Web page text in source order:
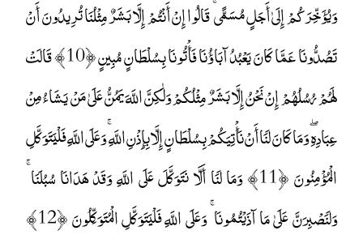
وَيُؤَخِّرَكُمْ إِلَىٰ أَجَلٍ مُسَمًّى ۚ قَالُوا إِنْ أَنْتُمْ إِلَّا بَشَرٌ مِثْلُنَا تُرِيدُونَ أَنْ
تَصُدُّونَا عَمَّا كَانَ يَعْبُدُ آبَاؤُنَا فَأْتُونَا بِسُلْطَانٍ مُبِينٍ ﴿10﴾ قَالَتْ
لَهُمْ رُسُلُهُمْ إِنْ نَحْنُ إِلَّا بَشَرٌ مِثْلُكُمْ وَلَٰكِنَّ اللَّهَ يَمُنُّ عَلَىٰ مَنْ يَشَاءُ مِنْ
عِبَادِهِ ۖ وَمَا كَانَ لَنَا أَنْ نَأْتِيَكُمْ بِسُلْطَانٍ إِلَّا بِإِذْنِ اللَّهِ ۚ وَعَلَى اللَّهِ فَلْيَتَوَكَّلِ
الْمُؤْمِنُونَ ﴿11﴾ وَمَا لَنَا أَلَّا نَتَوَكَّلَ عَلَى اللَّهِ وَقَدْ هَدَانَا سُبُلَنَا ۚ
وَلَنَصْبِرَنَّ عَلَىٰ مَا آذَيْتُمُونَا ۚ وَعَلَى اللَّهِ فَلْيَتَوَكَّلِ الْمُتَوَكِّلُونَ ﴿12﴾